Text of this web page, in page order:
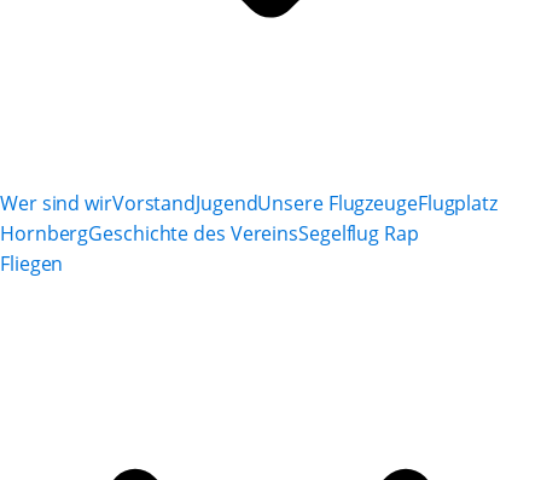
Wer sind wirVorstandJugendUnsere FlugzeugeFlugplatz
HornbergGeschichte des VereinsSegelflug Rap
Fliegen